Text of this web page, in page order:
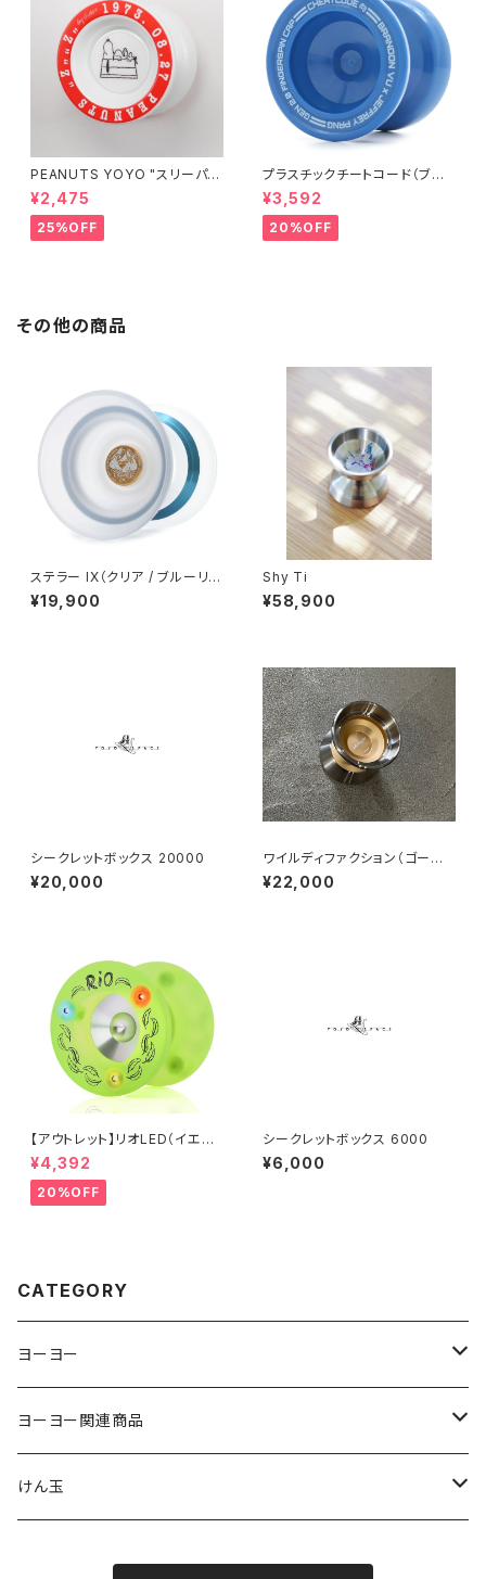
PEANUTS YOYO "スリーパ
ー"
¥2,475
25%OFF
プラスチックチートコード（ブル
ー）
¥3,592
20%OFF
その他の商品
ステラー IX（クリア / ブルーリ
ム）
¥19,900
Shy Ti
¥58,900
シークレットボックス 20000
¥20,000
ワイルディファクション（ゴール
ド）
¥22,000
【アウトレット】リオLED（イエロ
ー）
¥4,392
20%OFF
シークレットボックス 6000
¥6,000
CATEGORY
ヨーヨー
ジャパンテクノロジー
サムシング
ヨーヨー関連商品
ストリング
けん玉